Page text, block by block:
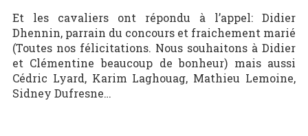
Et les cavaliers ont répondu à l’appel: Didier
Dhennin, parrain du concours et fraichement marié
(Toutes nos félicitations. Nous souhaitons à Didier
et Clémentine beaucoup de bonheur) mais aussi
Cédric Lyard, Karim Laghouag, Mathieu Lemoine,
Sidney Dufresne…